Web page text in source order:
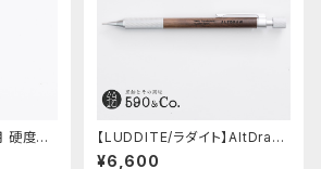
硬度表
楕円)
【LUDDITE/ラダイト】AltDraw
0.5 シルバー(ウォルナット)
¥6,600